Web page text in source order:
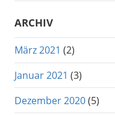
ARCHIV
März 2021 (2)
Januar 2021 (3)
Dezember 2020(5)